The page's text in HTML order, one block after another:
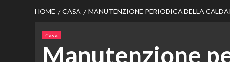
HOME CASA MANUTENZIONE PERIODICA DELLA
Casa
Manutenzione